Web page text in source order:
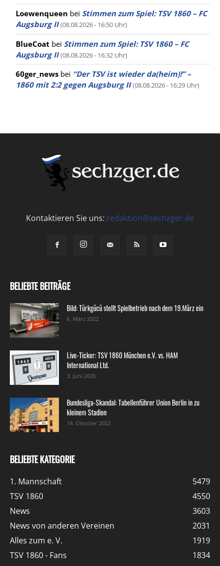
Loewenqueen bei Stimmen zum Spiel: TSV 1860 – FC
Augsburg II (08.08.2026 - 16:50 Uhr)
BlueCoat bei Stimmen zum Spiel: TSV 1860 – FC
Augsburg II (08.08.2026 - 16:32 Uhr)
60ger_news bei “Der TSV ist wieder da(heim)!” –
1860 mit 2:2 gegen Augsburg II (08.08.2026 - 16:29 Uhr)
Kontaktieren Sie uns: redaktion@sechzger.de
BELIEBTE BEITRÄGE
Bild: Türkgücü stellt Spielbetrieb nach dem 19.März ein
6. März 2022
Live-Ticker: TSV 1860 München e.V. vs. HAM
International Ltd.
3. Juni 2026
Bundesliga-Skandal: Tabellenführer Union Berlin in zu
kleinem Stadion
14. Oktober 2022
BELIEBTE KATEGORIE
1. Mannschaft
5479
TSV 1860
4550
News
3603
News von anderen Vereinen
2031
Alles zum e. V.
1919
TSV 1860 - Fans
1834